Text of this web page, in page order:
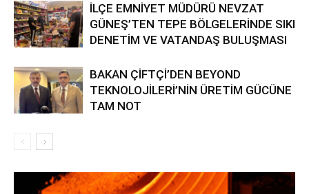
İLÇE EMNİYET MÜDÜRÜ NEVZAT
GÜNEŞ’TEN TEPE BÖLGELERİNDE SIKI
DENETİM VE VATANDAŞ BULUŞMASI
BAKAN ÇİFTÇİ’DEN BEYOND
TEKNOLOJİLERİ’NİN ÜRETİM GÜCÜNE
TAM NOT